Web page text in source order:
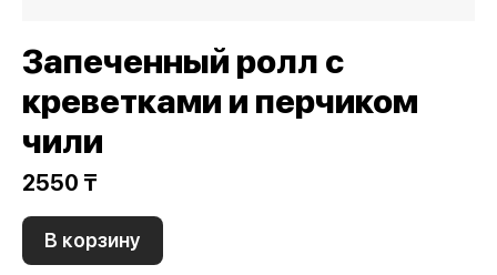
Запеченный ролл с
креветками и перчиком
чили
2550 ₸
В корзину